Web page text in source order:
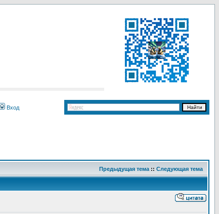
Вход
Предыдущая тема :: Следующая тема